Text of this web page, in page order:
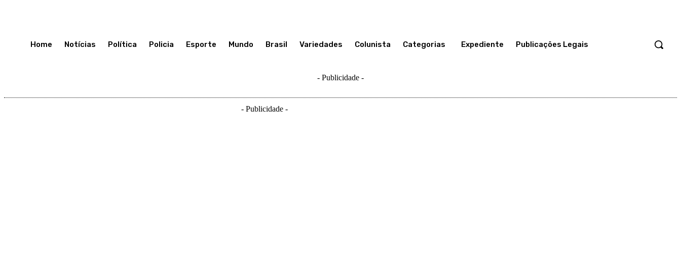
Home Notícias Política Policia Esporte Mundo Brasil Variedades Colunista Categorias Expediente Publicações Legais
- Publicidade -
- Publicidade -